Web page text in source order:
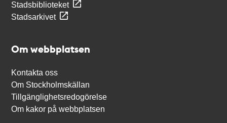
Stadsbiblioteket
Stadsarkivet
Om webbplatsen
Kontakta oss
Om Stockholmskällan
Tillgänglighetsredogörelse
Om kakor på webbplatsen